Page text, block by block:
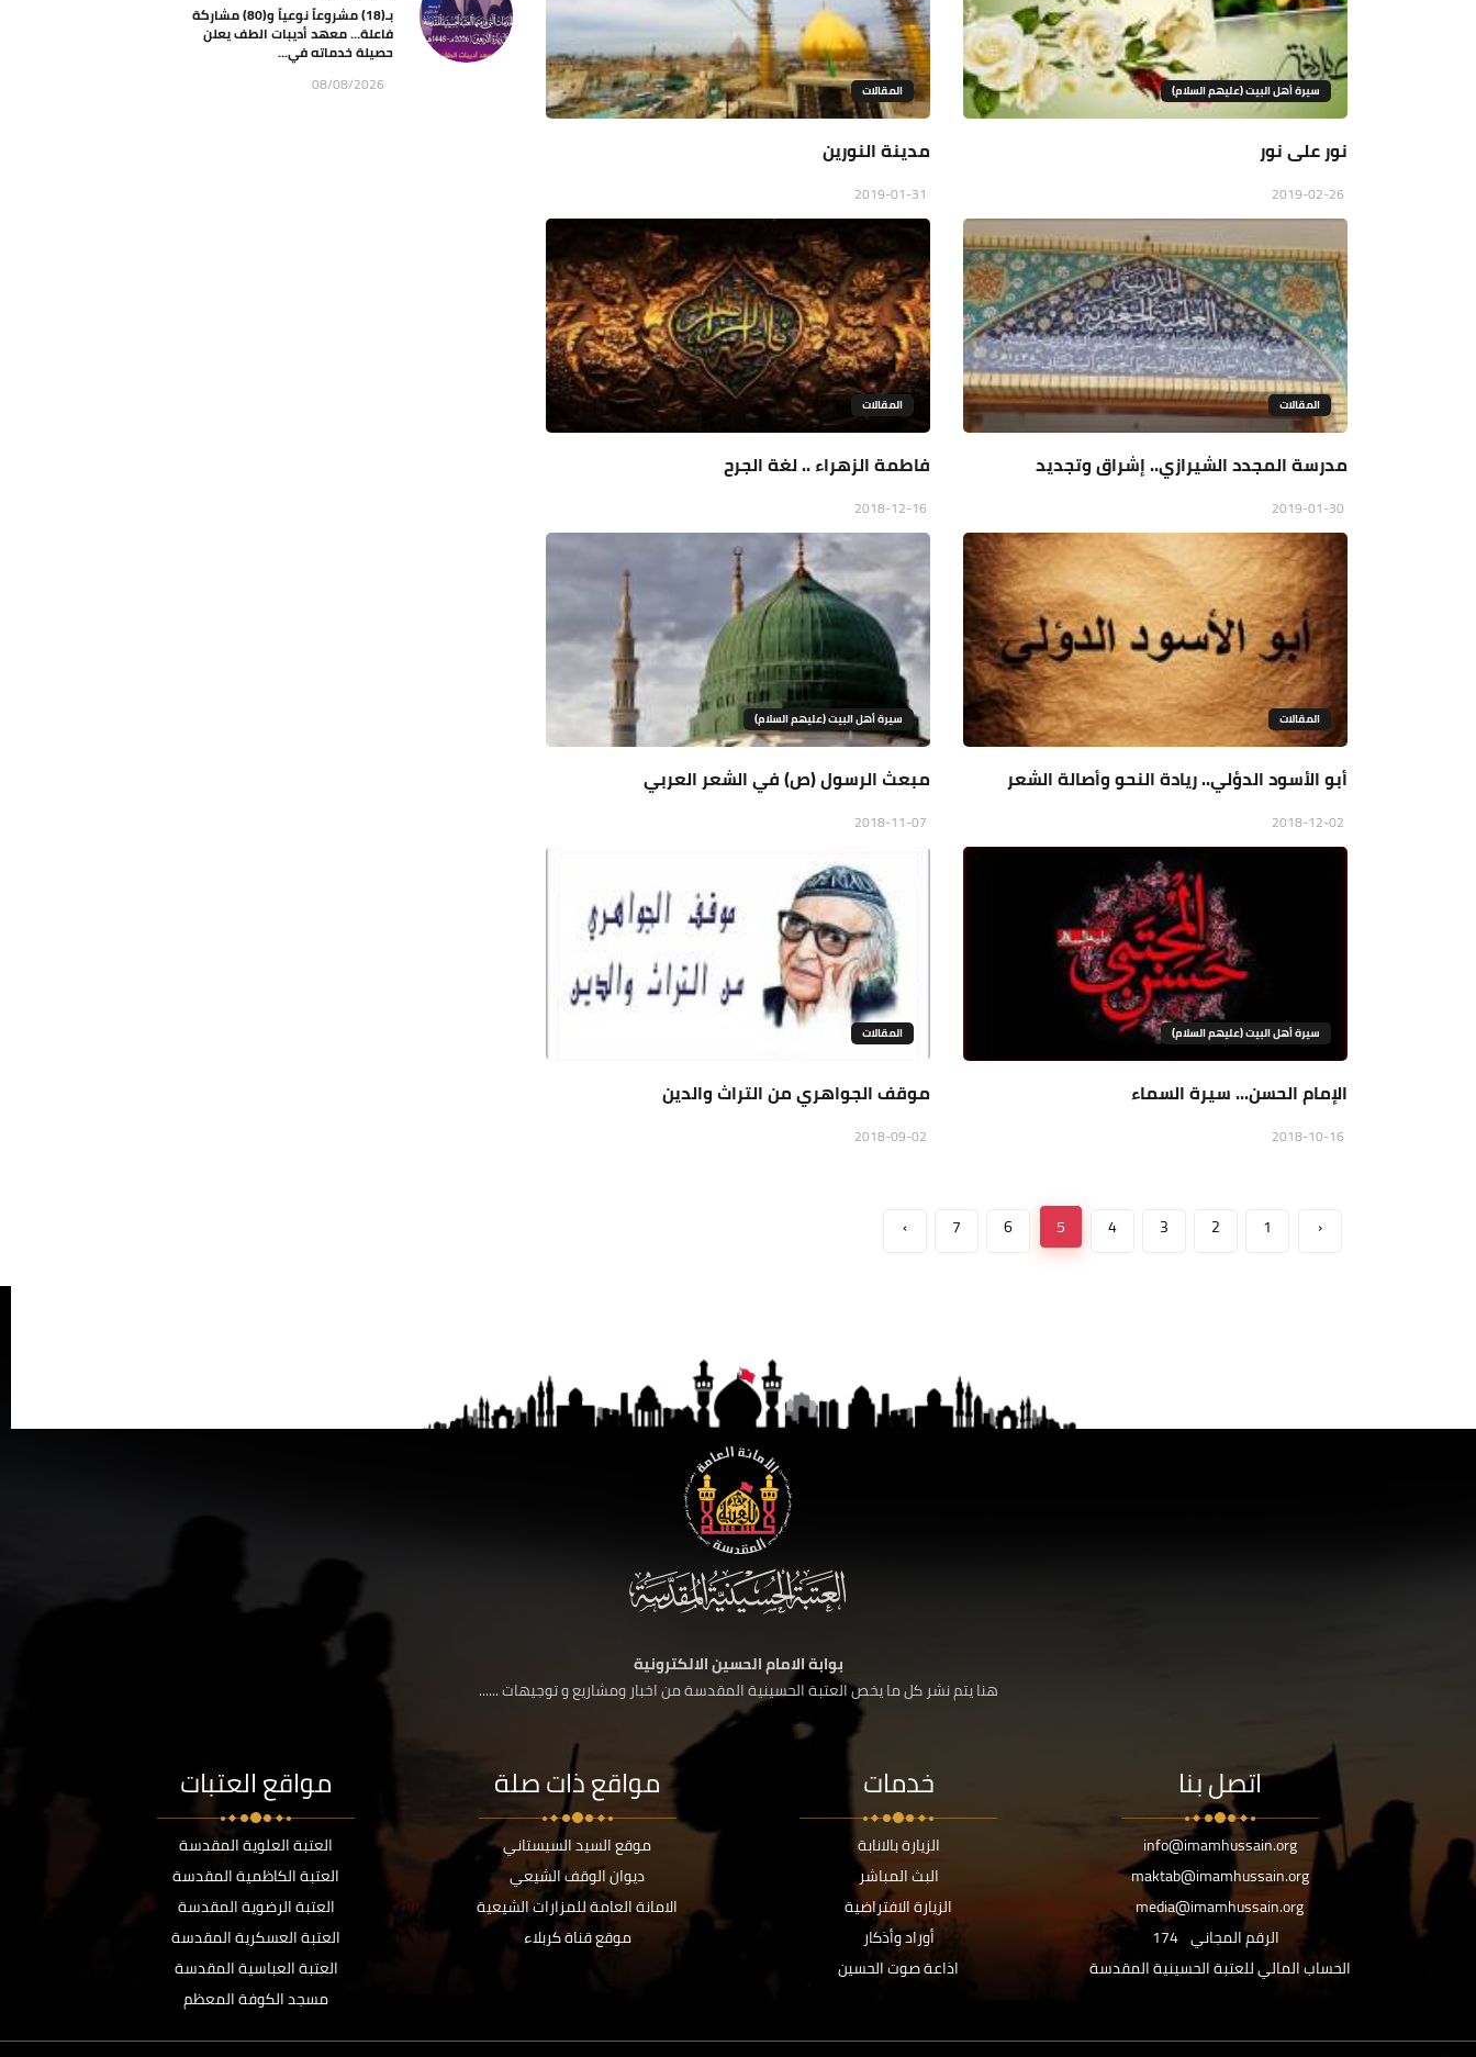
سيرة أهل البيت (عليهم السلام)
نور على نور
المقالات
مدينة النورين
المقالات
مدرسة المجدد الشيرازي.. إشراق وتجديد
المقالات
فاطمة الزهراء .. لغة الجرح
المقالات
أبو الأسود الدؤلي.. ريادة النحو وأصالة الشعر
سيرة أهل البيت (عليهم السلام)
مبعث الرسول (ص) في الشعر العربي
سيرة أهل البيت (عليهم السلام)
الإمام الحسن... سيرة السماء
المقالات
موقف الجواهري من التراث والدين
‹
1
2
3
4
5
6
7
›
بـ(18) مشروعاً نوعياً و(80) مشاركة
فاعلة… معهد أديبات الطف يعلن
حصيلة خدماته في...
08/08/2026
بوابة الامام الحسين الالكترونية
هنا يتم نشر كل ما يخص العتبة الحسينية المقدسة من اخبار ومشاريع و توجيهات ......
اتصل بنا
info@imamhussain.org
maktab@imamhussain.org
media@imamhussain.org
الرقم المجاني 174
الحساب المالي للعتبة الحسينية المقدسة
خدمات
الزيارة بالانابة
البث المباشر
الزيارة الافتراضية
أوراد وأذكار
اذاعة صوت الحسين
مواقع ذات صلة
موقع السيد السيستاني
ديوان الوقف الشيعي
الامانة العامة للمزارات الشيعية
موقع قناة كربلاء
مواقع العتبات
العتبة العلوية المقدسة
العتبة الكاظمية المقدسة
العتبة الرضوية المقدسة
العتبة العسكرية المقدسة
العتبة العباسية المقدسة
مسجد الكوفة المعظم